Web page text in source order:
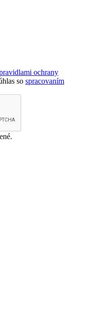
ochrany
so spracovaním